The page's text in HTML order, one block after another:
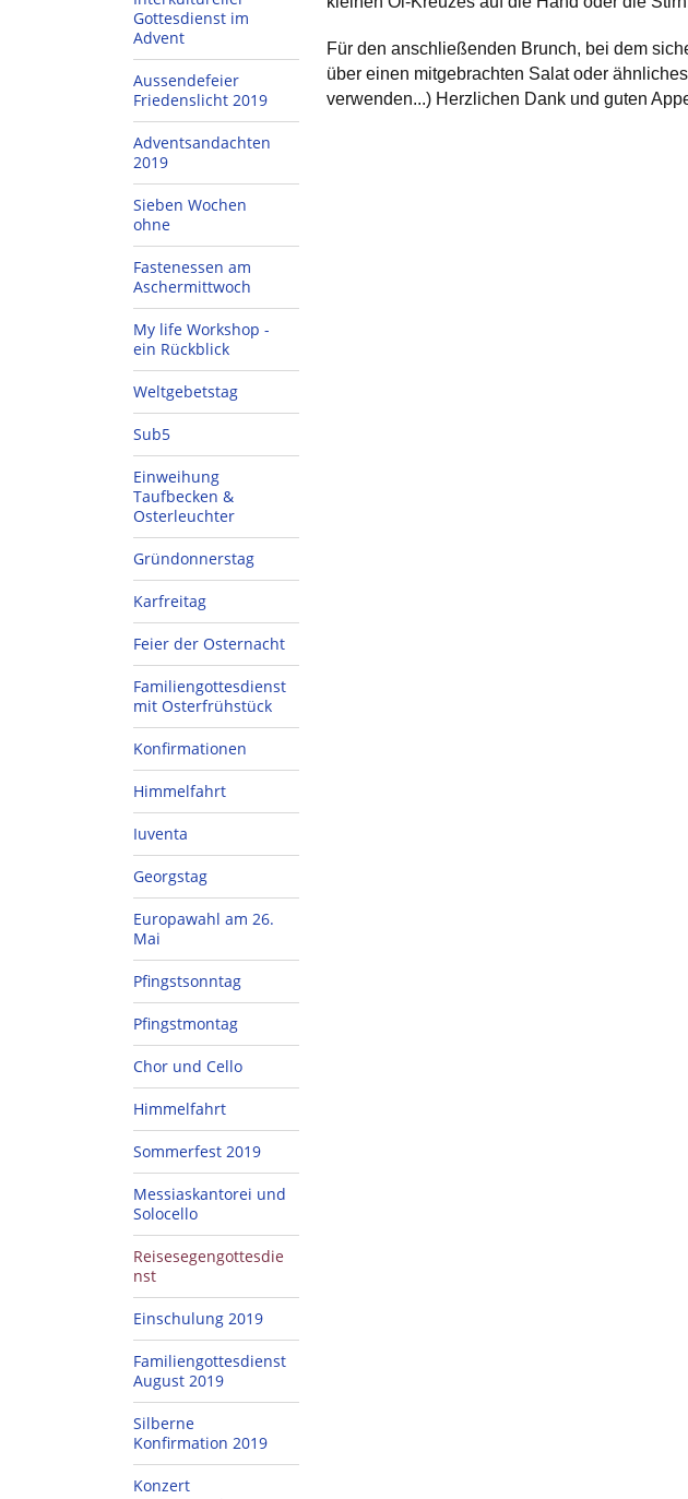
Gottesdienst im
Advent
Aussendefeier
Friedenslicht 2019
Adventsandachten
2019
Sieben Wochen
ohne
Fastenessen am
Aschermittwoch
My life Workshop -
ein Rückblick
Weltgebetstag
Sub5
Einweihung
Taufbecken &
Osterleuchter
Gründonnerstag
Karfreitag
Feier der Osternacht
Familiengottesdienst
mit Osterfrühstück
Konfirmationen
Himmelfahrt
Iuventa
Georgstag
Europawahl am 26.
Mai
Pfingstsonntag
Pfingstmontag
Chor und Cello
Himmelfahrt
Sommerfest 2019
Messiaskantorei und
Solocello
Reisesegengottesdie
nst
Einschulung 2019
Familiengottesdienst
August 2019
Silberne
Konfirmation 2019
Konzert
Für den anschließenden Brunch, bei dem
über einen mitgebrachten Salat oder
verwenden...) Herzlichen Dank und guten